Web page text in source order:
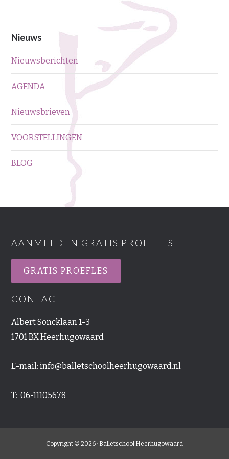
Nieuws
Nieuwsberichten
AGENDA
Nieuwsbrieven
VOORSTELLINGEN
BLOG
AANMELDEN GRATIS PROEFLES
GRATIS PROEFLES
CONTACT
Albert Soncklaan 1-3
1701 BX Heerhugowaard
E-mail:info@balletschoolheerhugowaard.nl
T: 06-11105678
Copyright © 2026 · Balletschool Heerhugowaard